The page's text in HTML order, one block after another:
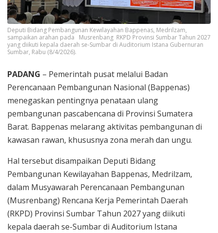
Deputi Bidang Pembangunan Kewilayahan Bappenas, Medrilzam,
sampaikan arahan pada Musrenbang RKPD Provinsi Sumbar Tahun 2027
yang diikuti kepala daerah se-Sumbar di Auditorium Istana Gubernuran
Sumbar, Rabu (8/4/2026).
PADANG – Pemerintah pusat melalui Badan
Perencanaan Pembangunan Nasional (Bappenas)
menegaskan pentingnya penataan ulang
pembangunan pascabencana di Provinsi Sumatera
Barat. Bappenas melarang aktivitas pembangunan di
kawasan rawan, khususnya zona merah dan ungu.
Hal tersebut disampaikan Deputi Bidang
Pembangunan Kewilayahan Bappenas, Medrilzam,
dalam Musyawarah Perencanaan Pembangunan
(Musrenbang) Rencana Kerja Pemerintah Daerah
(RKPD) Provinsi Sumbar Tahun 2027 yang diikuti
kepala daerah se-Sumbar di Auditorium Istana